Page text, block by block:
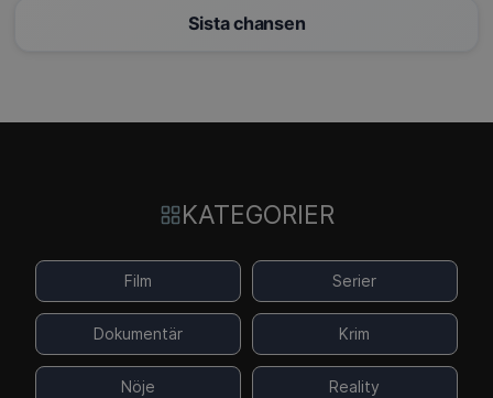
Sista chansen
KATEGORIER
Film Serier
Dokumentär Krim
Nöje Reality